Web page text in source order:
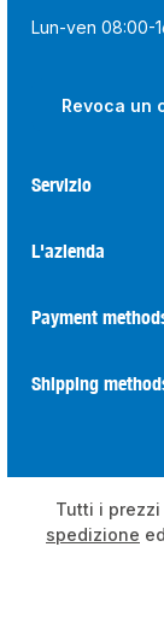
Lun-ven 08:00-
Revoca un
Servizio
L'azienda
Payment
Shipping
Tutti i prezzi
spedizione